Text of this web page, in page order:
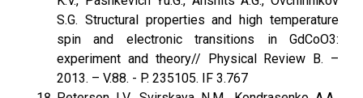
S.G. Structural properties and high temperature
spin and electronic transitions in GdCoO3:
experiment and theory// Physical Review B. –
2013. – V.88. - P. 235105. IF 3.767